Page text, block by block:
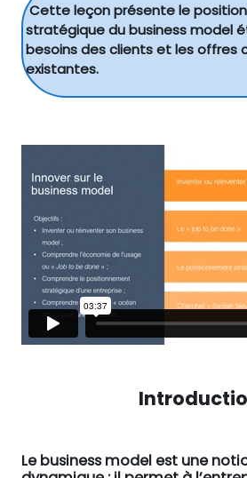
Cette leçon présente le
stratégique du business model
besoins des clients et les offres
existantes.
Le business model est une